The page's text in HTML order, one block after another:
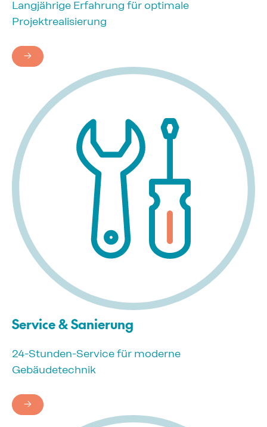
Langjährige Erfahrung für optimale
Projektrealisierung
→
Service & Sanierung
24-Stunden-Service für moderne
Gebäudetechnik
→